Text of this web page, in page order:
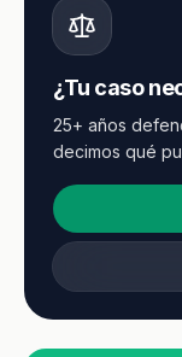
¿Tu caso
25+ años
decimos qué